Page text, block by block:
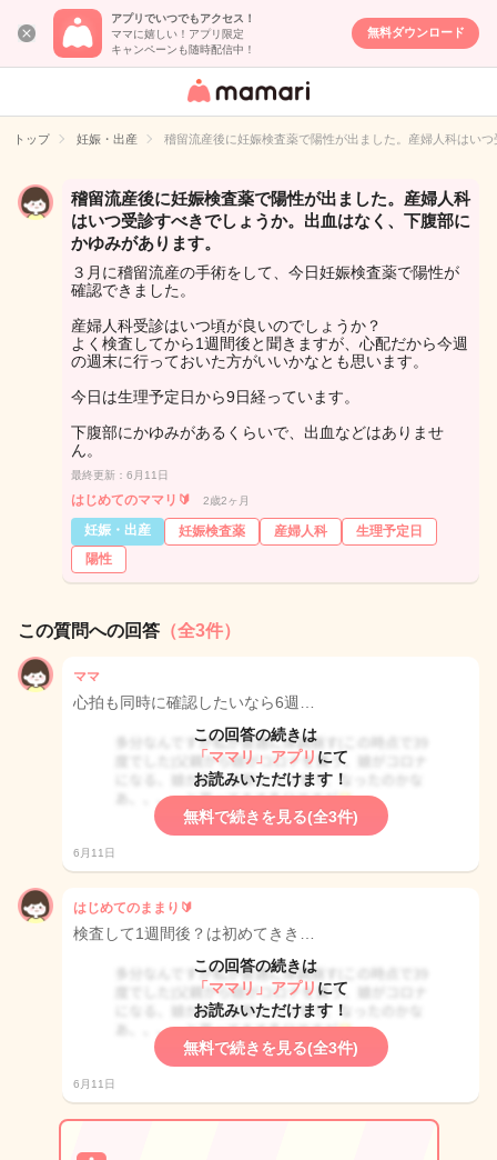
アプリでいつでもアクセス！
ママに嬉しい！アプリ限定
キャンペーンも随時配信中！
無料ダウンロード
女性専用匿名QA
イト
トップ 妊娠・出産 稽留流産後に妊娠検査薬で陽性が出ました。産婦人科はい
稽留流産後に妊娠検査薬で陽性が出ました。産婦人科
はいつ受診すべきでしょうか。出血はなく、下腹部に
かゆみがあります。
３月に稽留流産の手術をして、今日妊娠検査薬で陽性が
確認できました。
産婦人科受診はいつ頃が良いのでしょうか？
よく検査してから1週間後と聞きますが、心配だから今週
の週末に行っておいた方がいいかなとも思います。
今日は生理予定日から9日経っています。
下腹部にかゆみがあるくらいで、出血などはありませ
ん。
最終更新：6月11日
はじめてのママリ🔰 2歳2ヶ月
妊娠・出産 妊娠検査薬 産婦人科
生理予定日
陽性
この質問への回答 （全3件）
ママ
心拍も同時に確認したいなら6週…
この回答の続きは
「ママリ」アプリ にて
お読みいただけます！
無料で続きを見る(全3件)
6月11日
はじめてのままり🔰
検査して1週間後？は初めてきき…
この回答の続きは
「ママリ」アプリ にて
お読みいただけます！
無料で続きを見る(全3件)
6月11日